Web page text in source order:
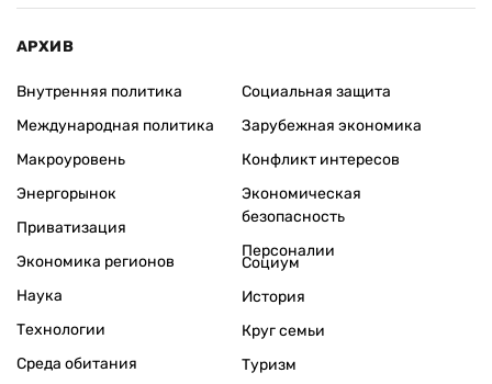
АРХИВ
Внутренняя политика
Международная политика
Макроуровень
Энергорынок
Приватизация
Экономика регионов
Социальная защита
Зарубежная экономика
Конфликт интересов
Экономическая
безопасность
Персоналии
Наука
Технологии
Среда обитания
Социум
История
Круг семьи
Туризм